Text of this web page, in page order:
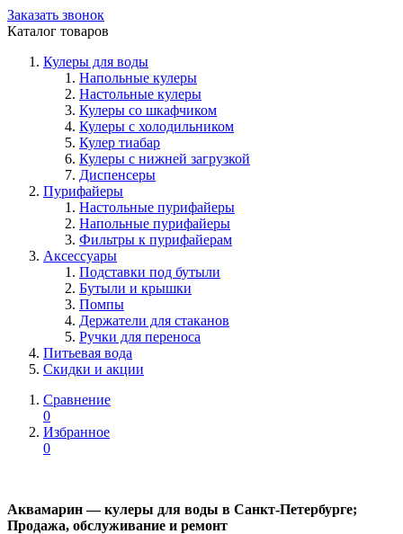
Заказать звонок
Каталог товаров
Кулеры для воды
Напольные кулеры
Настольные кулеры
Кулеры со шкафчиком
Кулеры с холодильником
Кулер тиабар
Кулеры с нижней загрузкой
Диспенсеры
Пурифайеры
Настольные пурифайеры
Напольные пурифайеры
Фильтры к пурифайерам
Аксессуары
Подставки под бутыли
Бутыли и крышки
Помпы
Держатели для стаканов
Ручки для переноса
Питьевая вода
Скидки и акции
Сравнение
0
Избранное
0
Аквамарин — кулеры для воды в Санкт-Петербурге;
Продажа, обслуживание и ремонт